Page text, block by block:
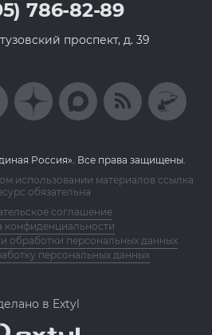
786-82-89
проспект, д. 39
Россия». Все права защищены.
использовании материалов ссылка
обязательна
соглашение
конфиденциальности
обработки персональных данных
персональных данных
в Extyl